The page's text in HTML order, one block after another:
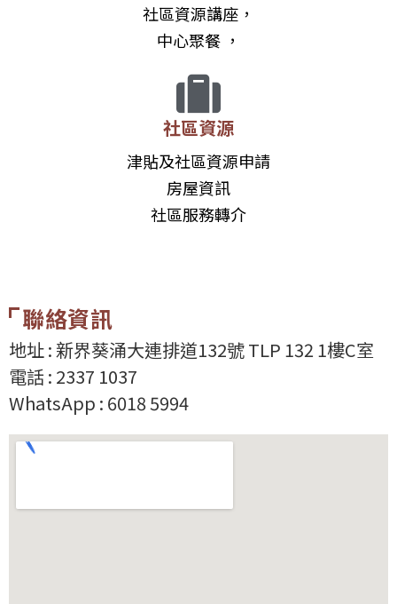
中心聚餐 ，
津貼及社區資源申請
房屋資訊
社區服務轉介
地址 : 新界葵涌大連排道132號 TLP 132 1樓C室
電話 : 2337 1037
WhatsApp : 6018 5994